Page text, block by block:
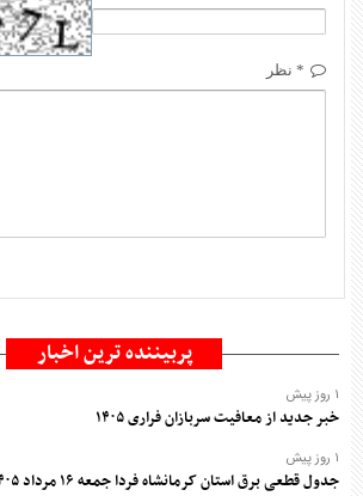
* نظر
پربیننده ترین اخبار
۱ روز پیش
خبر جدید از معافیت سربازان فراری ۱۴۰۵
۱ روز پیش
جدول قطعی برق استان کرمانشاه فردا جمعه ۱۶ مرداد ۱۴۰۵ + نحوه استعلام